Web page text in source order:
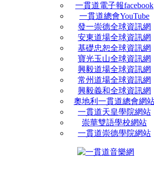
一貫道電子報facebook
一貫道總會YouTube
發一崇德全球資訊網
安東道場全球資訊網
基礎忠恕全球資訊網
寶光玉山全球資訊網
興毅道場全球資訊網
常州道場全球資訊網
興毅義和全球資訊網
奧地利一貫道總會網
一貫道天皇學院網站
崇華雙語學校網站
一貫道崇德學院網站